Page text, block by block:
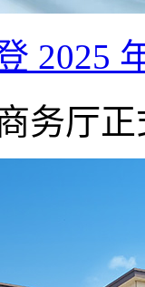
2025
务厅正